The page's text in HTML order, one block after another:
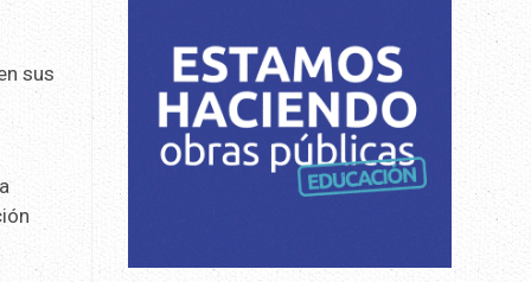
sus